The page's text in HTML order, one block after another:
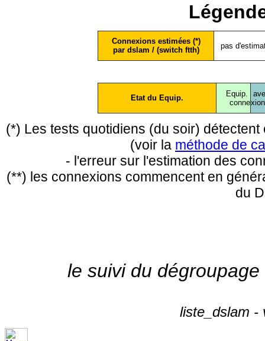
Connexions estimées (*)
par dslam / (switch ftth)
pas
Etat du Equip.
Equip.
conne
(*) Les tests quotidiens (du soir)
(voir la méthode de
- l'erreur sur l'estimation des
(**) les connexions commencent en
du
le suivi du
liste_dslam -